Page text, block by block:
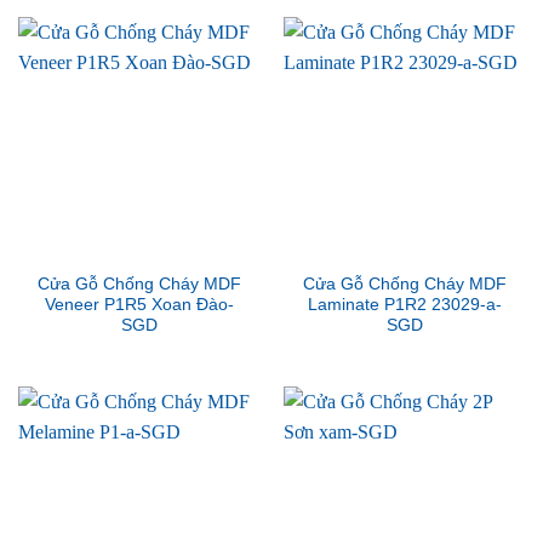
Cửa Gỗ Chống Cháy MDF
Veneer P1R5 Xoan Đào-
SGD
Cửa Gỗ Chống Cháy MDF
Laminate P1R2 23029-a-
SGD